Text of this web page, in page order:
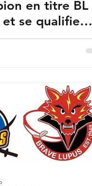
en titre BL
et se qualifie
1/2 finales